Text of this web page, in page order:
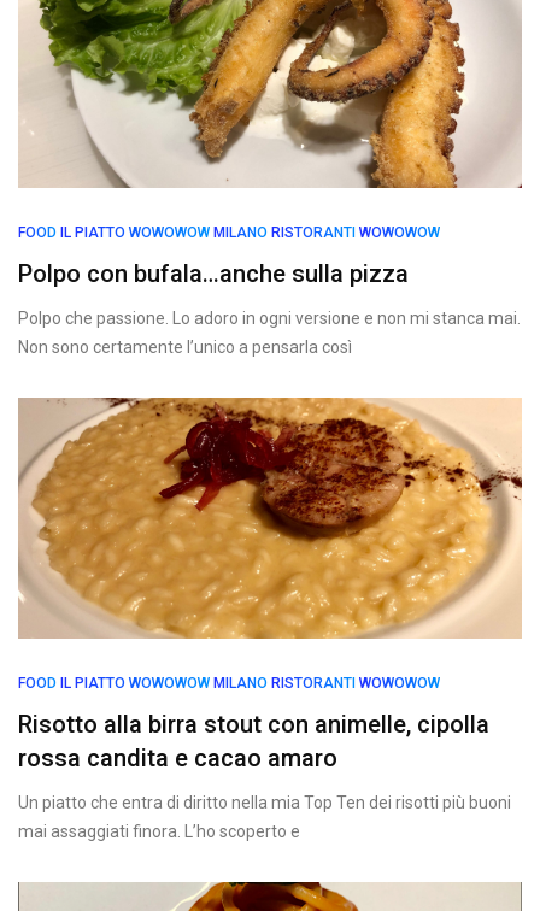
FOOD IL PIATTO WOWOWOW MILANO RISTORANTI WOWOWOW
Polpo con bufala…anche sulla pizza
Polpo che passione. Lo adoro in ogni versione e non mi stanca mai.
Non sono certamente l’unico a pensarla così
FOOD IL PIATTO WOWOWOW MILANO RISTORANTI WOWOWOW
Risotto alla birra stout con animelle, cipolla
rossa candita e cacao amaro
Un piatto che entra di diritto nella mia Top Ten dei risotti più buoni
mai assaggiati finora. L’ho scoperto e